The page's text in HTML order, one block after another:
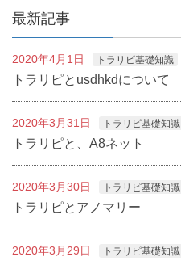
最新記事
2020年4月1日 トラリピ基礎知識
トラリピとusdhkdについて
2020年3月31日 トラリピ基礎知識
トラリピと、A8ネット
2020年3月30日 トラリピ基礎知識
トラリピとアノマリー
2020年3月29日 トラリピ基礎知識